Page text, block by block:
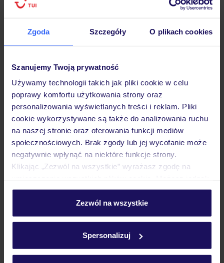
Zgoda Szczegóły O plikach cookies
Szanujemy Twoją prywatność
Używamy technologii takich jak pliki cookie w celu
poprawy komfortu użytkowania strony oraz
personalizowania wyświetlanych treści i reklam. Pliki
cookie wykorzystywane są także do analizowania ruchu
na naszej stronie oraz oferowania funkcji mediów
społecznościowych. Brak zgody lub jej wycofanie może
negatywnie wpłynąć na niektóre funkcje strony.
Klikając „Zezwól na wszystkie” wyrażasz zgodę na
personalizować swój wybór wchodząc w zakładkę
Szczegółowe informacje o plikach cookie znajdziesz
Zezwól na wszystkie
Spersonalizuj
Hotel
Opinie
Pokoje
Wyżywienie
Atrakcje
Często zadawane pytania